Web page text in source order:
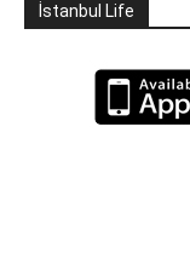
İstanbul Life